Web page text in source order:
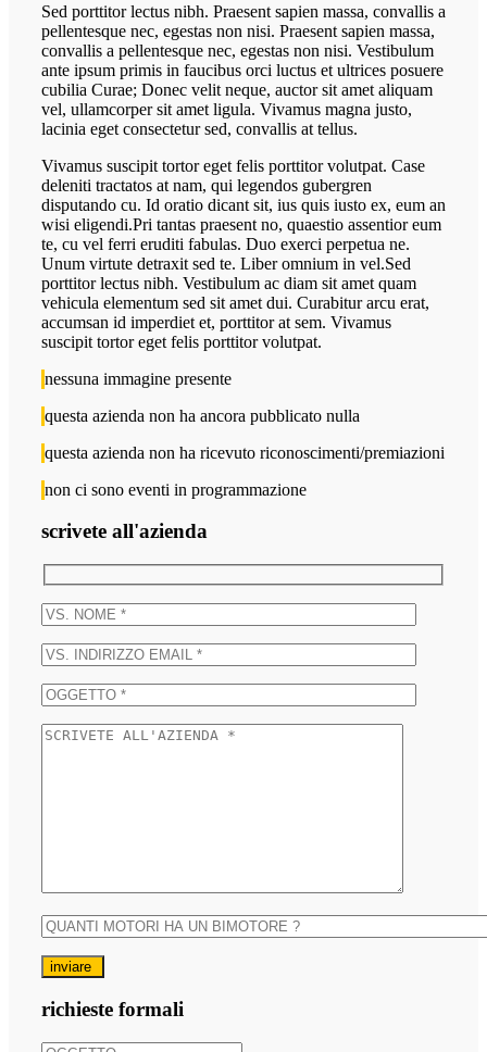
Sed porttitor lectus nibh. Praesent sapien massa, convallis a
pellentesque nec, egestas non nisi. Praesent sapien massa,
convallis a pellentesque nec, egestas non nisi. Vestibulum
ante ipsum primis in faucibus orci luctus et ultrices posuere
cubilia Curae; Donec velit neque, auctor sit amet aliquam
vel, ullamcorper sit amet ligula. Vivamus magna justo,
lacinia eget consectetur sed, convallis at tellus.
Vivamus suscipit tortor eget felis porttitor volutpat. Case
deleniti tractatos at nam, qui legendos gubergren
disputando cu. Id oratio dicant sit, ius quis iusto ex, eum an
wisi eligendi.Pri tantas praesent no, quaestio assentior eum
te, cu vel ferri eruditi fabulas. Duo exerci perpetua ne.
Unum virtute detraxit sed te. Liber omnium in vel.Sed
porttitor lectus nibh. Vestibulum ac diam sit amet quam
vehicula elementum sed sit amet dui. Curabitur arcu erat,
accumsan id imperdiet et, porttitor at sem. Vivamus
suscipit tortor eget felis porttitor volutpat.
nessuna immagine presente
questa azienda non ha ancora pubblicato nulla
questa azienda non ha ricevuto riconoscimenti/premiazioni
non ci sono eventi in programmazione
scrivete all'azienda
inviare
richieste formali